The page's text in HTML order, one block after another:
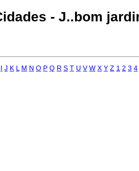
- J..bom
I J K L M N O P Q R S T U V W X Y Z 1 2 3 4